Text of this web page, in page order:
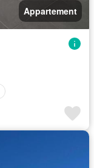
Appartement